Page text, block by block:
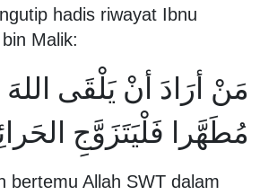
hadis riwayat Ibnu
Malik:
مَنْ أرَادَ أنْ يَلْقَى اللهَ
مُطَهَّرا فَلْيَتَزَوَّجِ
bertemu Allah SWT dalam